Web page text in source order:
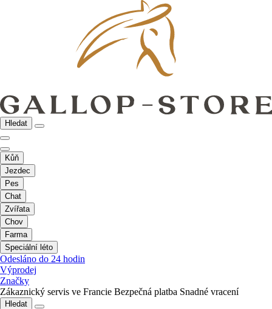
Hledat
Kůň
Jezdec
Pes
Chat
Zvířata
Chov
Farma
Speciální léto
Odesláno do 24 hodin
Výprodej
Značky
Zákaznický servis ve Francie Bezpečná platba Snadné vracení
Hledat